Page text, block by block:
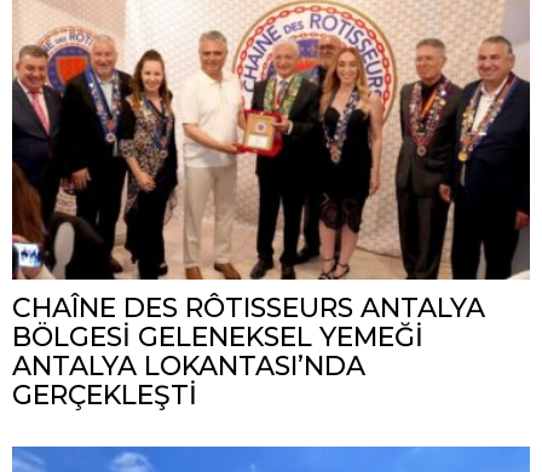
CHAÎNE DES RÔTISSEURS ANTALYA
BÖLGESİ GELENEKSEL YEMEĞİ
ANTALYA LOKANTASI’NDA
GERÇEKLEŞTİ